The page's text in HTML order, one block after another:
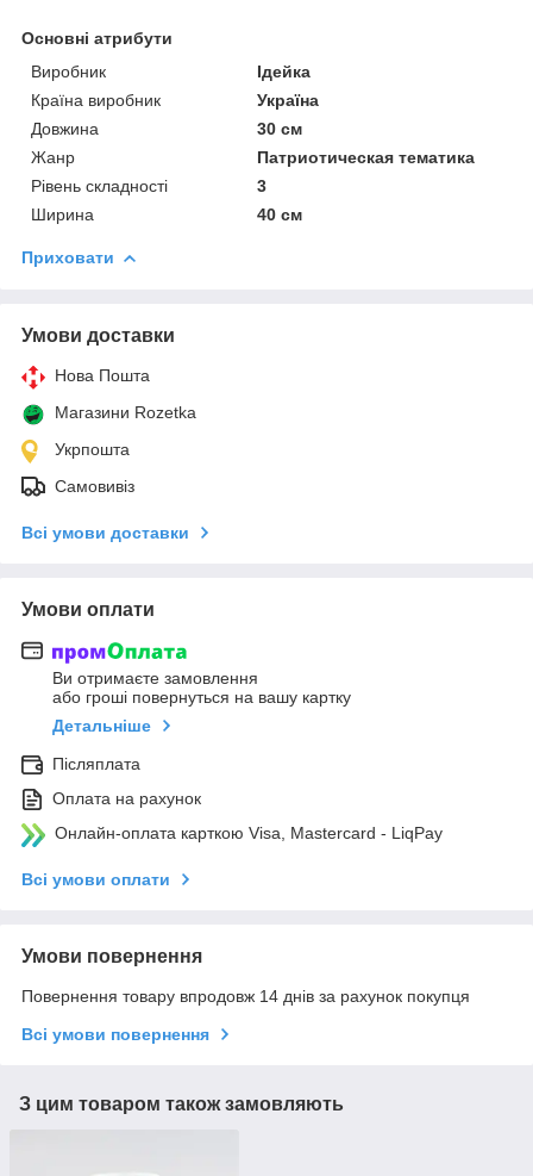
Основні атрибути
Виробник
Ідейка
Країна виробник
Україна
Довжина
30 см
Жанр
Патриотическая тематика
Рівень складності
3
Ширина
40 см
Приховати
Умови доставки
Нова Пошта
Магазини Rozetka
Укрпошта
Самовивіз
Всі умови доставки
Умови оплати
Ви отримаєте замовлення
або гроші повернуться на вашу картку
Детальніше
Післяплата
Оплата на рахунок
Онлайн-оплата карткою Visa, Mastercard - LiqPay
Всі умови оплати
Умови повернення
Повернення товару впродовж 14 днів за рахунок покупця
Всі умови повернення
З цим товаром також замовляють